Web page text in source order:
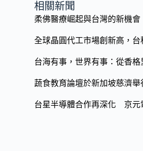
o
o
相關新聞
柔佛醫療崛起與台灣的新機會
全球晶圓代工市場創新高，
台海有事，世界有事：從香
蔬食教育論壇於新加坡慈濟
台星半導體合作再深化 京